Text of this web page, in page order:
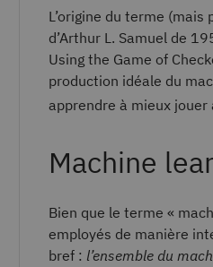
L’origine du terme
d’Arthur L. Samuel de
Using the Game of
production idéale du
apprendre à mieux jouer
Machine
Bien que le terme «
employés de manière
bref : l’ensemble du